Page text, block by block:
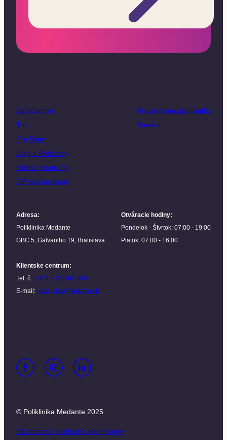
Ambulancie
Tím
Pre firmy
Blog a Podcasty
Ročné programy
VIP starostlivosť
Preventívne prehliadky
Kariéra
Adresa:
Poliklinika Medante
GBC 5, Galvaniho 19, Bratislava
Otváracie hodiny:
Pondelok - Štvrtok: 07:00 - 19:00
Piatok: 07:00 - 16:00
Klientske centrum:
Tel. č.: +421 2 20 302 303
E-mail: recepcia@medante.sk
© Poliklinika Medante 2025
Všeobecné obchodné podmienky